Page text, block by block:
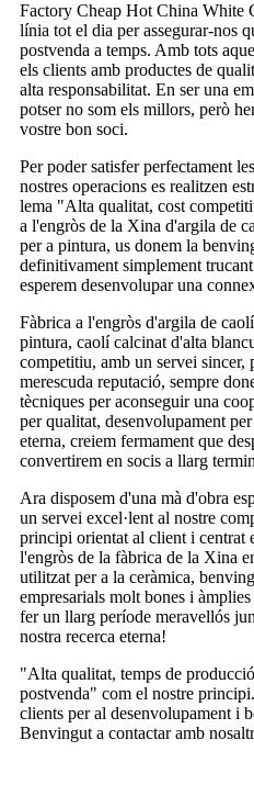
Factory Cheap Hot China White
línia tot el dia per assegurar-nos
postvenda a temps. Amb tots
els clients amb productes de
alta responsabilitat. En ser una
potser no som els millors, però
vostre bon soci.
Per poder satisfer perfectament
nostres operacions es realitzen
lema "Alta qualitat, cost
a l'engròs de la Xina d'argila de
per a pintura, us donem la
definitivament simplement
esperem desenvolupar una
Fàbrica a l'engròs d'argila de
pintura, caolí calcinat d'alta
competitiu, amb un servei sincer,
merescuda reputació, sempre
tècniques per aconseguir una
per qualitat, desenvolupament
eterna, creiem fermament que
convertirem en socis a llarg
Ara disposem d'una mà d'obra
un servei excel·lent al nostre
principi orientat al client i centrat
l'engròs de la fàbrica de la Xina
utilitzat per a la ceràmica,
empresarials molt bones i
fer un llarg període meravellós
nostra recerca eterna!
"Alta qualitat, temps de
postvenda" com el nostre
clients per al desenvolupament i
Benvingut a contactar amb